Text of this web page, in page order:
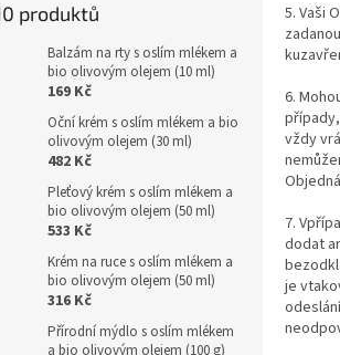
produktů
Balzám na rty s oslím mlékem a
bio olivovým olejem (10 ml)
169 Kč
Oční krém s oslím mlékem a bio
olivovým olejem (30 ml)
482 Kč
Pleťový krém s oslím mlékem a
bio olivovým olejem (50 ml)
533 Kč
Krém na ruce s oslím mlékem a
bio olivovým olejem (50 ml)
316 Kč
Přírodní mýdlo s oslím mlékem
a bio olivovým olejem (100 g)
5. Vaši
6.
vždy
7.
dodat
je